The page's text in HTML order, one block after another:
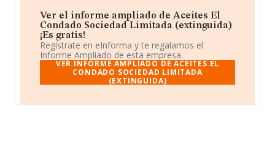
Ver el informe ampliado de Aceites El
Condado Sociedad Limitada (extinguida)
¡Es gratis!
Regístrate en eInforma y te regalamos el
Informe Ampliado de esta empresa.
VER INFORME AMPLIADO DE ACEITES EL
CONDADO SOCIEDAD LIMITADA
(EXTINGUIDA)